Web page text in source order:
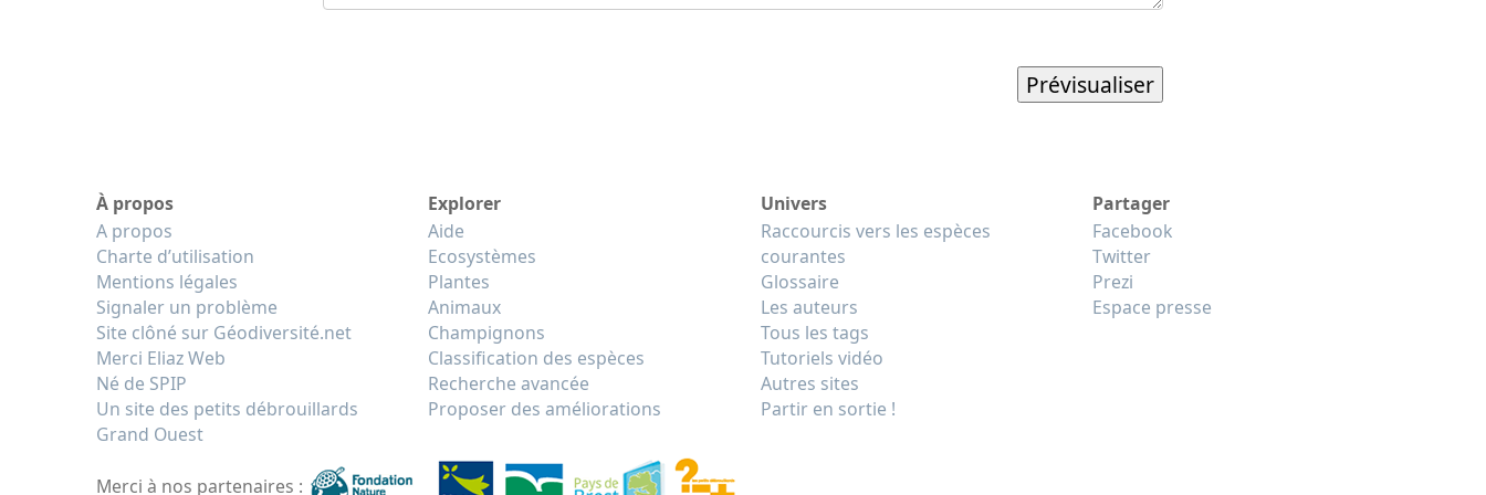
À propos
A propos
Charte d’utilisation
Mentions légales
Signaler un problème
Site clôné sur Géodiversité.net
Merci Eliaz Web
Né de SPIP
Un site des petits débrouillards
Grand Ouest
Explorer
Aide
Ecosystèmes
Plantes
Animaux
Champignons
Classification des espèces
Recherche avancée
Proposer des améliorations
Univers
Raccourcis vers les espèces
courantes
Glossaire
Les auteurs
Tous les tags
Tutoriels vidéo
Autres sites
Partir en sortie !
Partager
Facebook
Twitter
Prezi
Espace presse
Merci à nos partenaires :